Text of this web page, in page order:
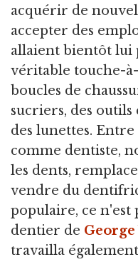
acquérir de
accepter des
allaient bientôt lui
véritable touche-
boucles de
sucriers, des
des lunettes. Entre
comme dentiste,
les dents,
vendre du
populaire, ce n'est
dentier de
travailla